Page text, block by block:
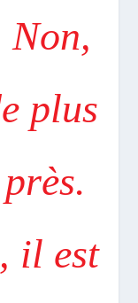
Non,
plus
il est